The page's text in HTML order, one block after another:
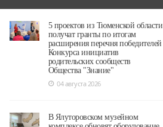
5 проектов из Тюменской области
получат гранты по итогам
расширения перечня победителей
Конкурса инициатив
родительских сообществ
Общества "Знание"
04 августа 2026
В Ялуторовском музейном